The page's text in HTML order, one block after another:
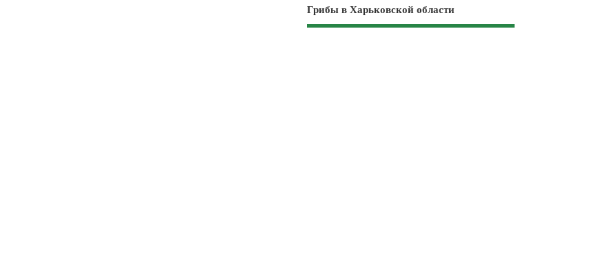
Грибы в Харьковской области